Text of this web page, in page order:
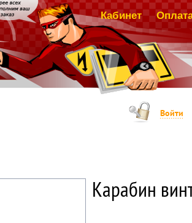
Кабинет
Войти
Карабин